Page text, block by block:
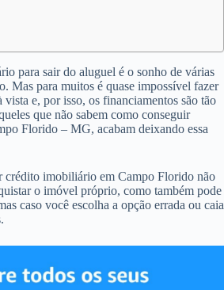
para sair do aluguel é o sonho de várias
Mas para muitos é quase impossível fazer
vista e, por isso, os financiamentos são tão
que não sabem como conseguir
Florido – MG, acabam deixando essa
crédito imobiliário em Campo Florido não
o imóvel próprio, como também pode
caso você escolha a opção errada ou caia